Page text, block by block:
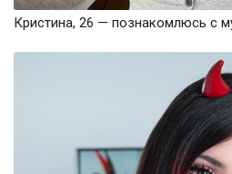
Кристина, 26 — познакомлюсь с